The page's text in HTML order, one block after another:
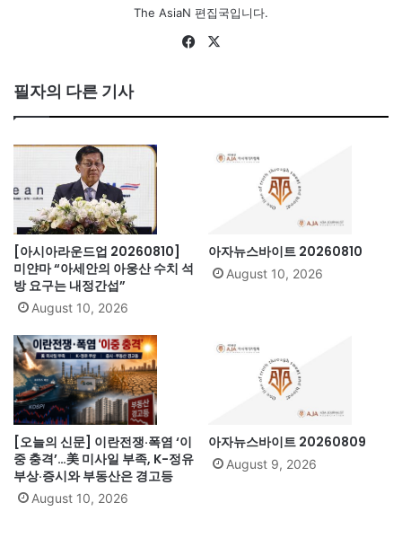
The AsiaN 편집국입니다.
Fa
필자의 다른 기사
[아시아라운드업 20260810]
미얀마 “아세안의 아웅산 수치 석
방 요구는 내정간섭”
August 10, 2026
아자뉴스바이트 20260810
August 10, 2026
[오늘의 신문] 이란전쟁·폭염 ‘이
중 충격’…美 미사일 부족, K-정유
부상·증시와 부동산은 경고등
August 10, 2026
아자뉴스바이트 20260809
August 9, 2026